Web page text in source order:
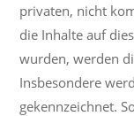
privaten, nicht
die Inhalte auf
wurden, werden
Insbesondere
gekennzeichnet.